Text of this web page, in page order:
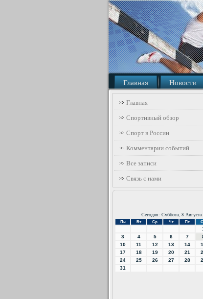
Главная Новости
Главная
Спортивный обзор
Спорт в России
Комментарии событий
Все записи
Связь с нами
Сегодня: Суббота, 8 Августа
Пн Вт Ср Чт Пт
3
4 5 6 7
10
11 12 13 14
17
18 19 20 21
24
25 26 27 28
31